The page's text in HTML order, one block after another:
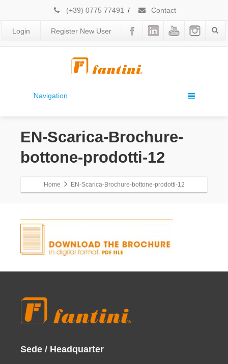
(+39) 0775 77491 / Contact
Login Register New User
Navigation
EN-Scarica-Brochure-
bottone-prodotti-12
Home EN-Scarica-Brochure-bottone-prodotti-12
Sede / Headquarter